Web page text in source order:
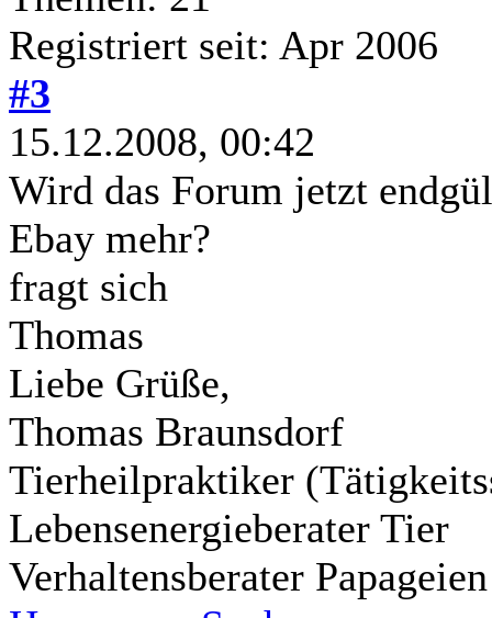
Registriert seit: Apr 2006
#3
15.12.2008, 00:42
Wird das Forum jetzt
Ebay mehr?
fragt sich
Thomas
Liebe Grüße,
Thomas Braunsdorf
Tierheilpraktiker
Lebensenergieberater Tier
Verhaltensberater Papageien